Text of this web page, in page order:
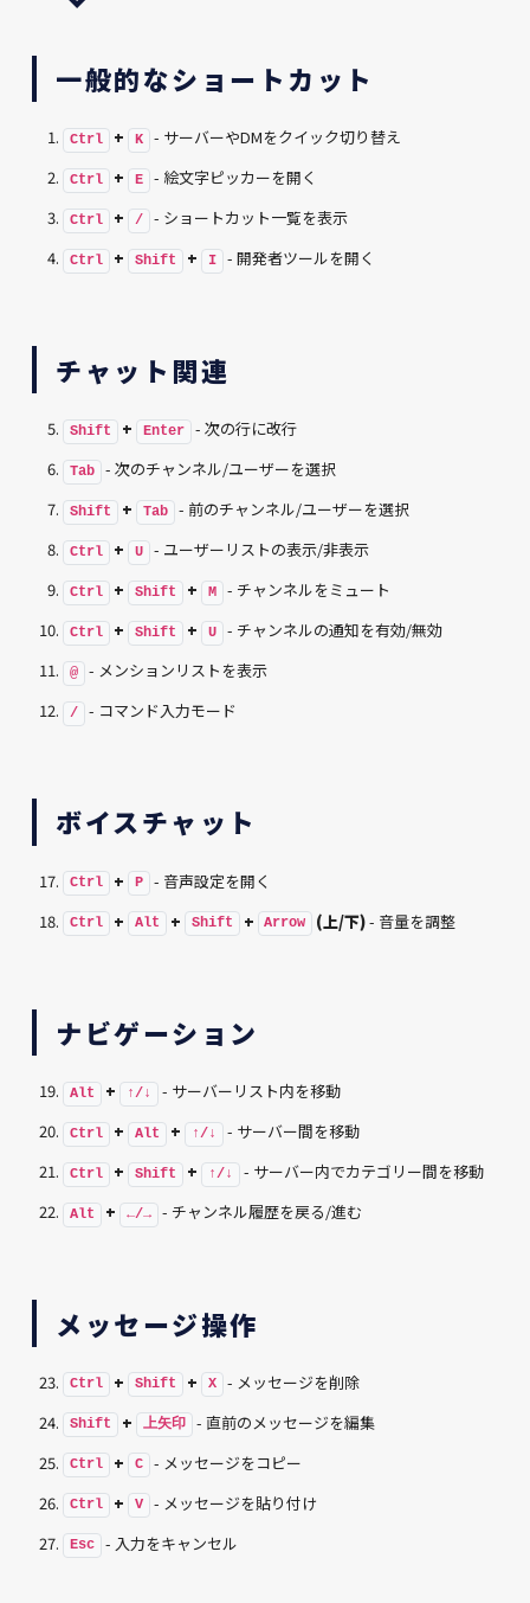
一般的なショートカット
Ctrl + K - サーバーやDMをクイック切り替え
Ctrl + E - 絵文字ピッカーを開く
Ctrl + / - ショートカット一覧を表示
Ctrl + Shift + I - 開発者ツールを開く
チャット関連
Shift + Enter - 次の行に改行
Tab - 次のチャンネル/ユーザーを選択
Shift + Tab - 前のチャンネル/ユーザーを選択
Ctrl + U - ユーザーリストの表示/非表示
Ctrl + Shift + M - チャンネルをミュート
Ctrl + Shift + U - チャンネルの通知を有効/無効
@ - メンションリストを表示
/ - コマンド入力モード
ボイスチャット
Ctrl + P - 音声設定を開く
Ctrl + Alt + Shift + Arrow (上/下)- 音量を調整
ナビゲーション
Alt + ↑/↓ - サーバーリスト内を移動
Ctrl + Alt + ↑/↓ - サーバー間を移動
Ctrl + Shift + ↑/↓ - サーバー内でカテゴリー間を移動
Alt + ←/→ - チャンネル履歴を戻る/進む
メッセージ操作
Ctrl + Shift + X - メッセージを削除
Shift + 上矢印 - 直前のメッセージを編集
Ctrl + C - メッセージをコピー
Ctrl + V - メッセージを貼り付け
Esc - 入力をキャンセル